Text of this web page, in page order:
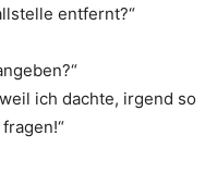
entfernt?“
ich dachte, irgend so